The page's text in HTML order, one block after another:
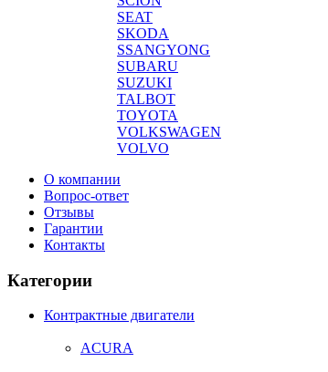
SEAT
SKODA
SSANGYONG
SUBARU
SUZUKI
TALBOT
TOYOTA
VOLKSWAGEN
VOLVO
О компании
Вопрос-ответ
Отзывы
Гарантии
Контакты
Категории
Контрактные двигатели
ACURA